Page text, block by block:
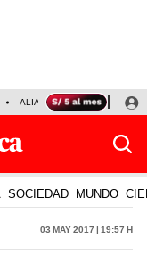
ALIANZA LIMA VS SPORT
SOCIEDAD MUNDO
03 May 2017 | 19:57 h